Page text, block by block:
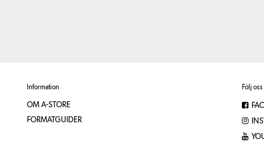
Information
OM A-STORE
FORMATGUIDER
Följ oss